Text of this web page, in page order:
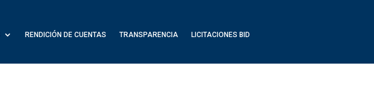
RENDICIÓN DE CUENTAS TRANSPARENCIA LICITACIONES BID